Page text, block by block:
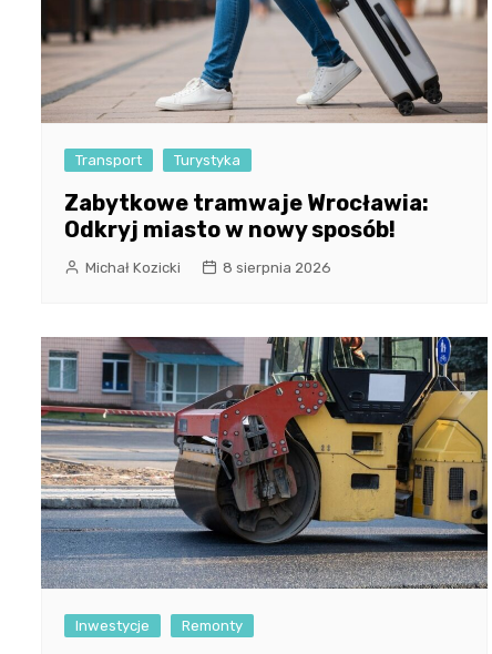
Transport Turystyka
Zabytkowe tramwaje Wrocławia:
Odkryj miasto w nowy sposób!
Michał Kozicki 8 sierpnia 2026
Inwestycje Remonty